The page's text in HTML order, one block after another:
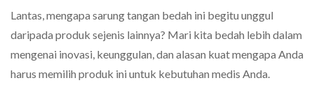
Lantas, mengapa sarung tangan bedah ini begitu unggul
daripada produk sejenis lainnya? Mari kita bedah lebih dalam
mengenai inovasi, keunggulan, dan alasan kuat mengapa Anda
harus memilih produk ini untuk kebutuhan medis Anda.